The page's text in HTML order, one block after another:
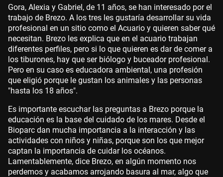
Gora, Alexia y Gabriel, de 11 años, se han interesado por el
trabajo de Brezo. A los tres les gustaría desarrollar su vida
profesional en un sitio como el Acuario y quieren saber qué
necesitan. Brezo les explica que en el acuario trabajan
diferentes perfiles, pero si lo que quieren es dar de comer a
los tiburones, hay que ser biólogo y buceador profesional.
Pero en su caso es educadora ambiental, una profesión
que eligió porque le gustan los animales y las personas
"hasta los 18 años".
Es importante escuchar las preguntas a Brezo porque la
educación es la base del cuidado de los mares. Desde el
Bioparc dan mucha importancia a la interacción y las
actividades con niños y niñas, porque son los que mejor
captan la importancia de cuidar los océanos.
Lamentablemente, dice Brezo, en algún momento nos
perdemos y acabamos arrojando basura al mar, algo que